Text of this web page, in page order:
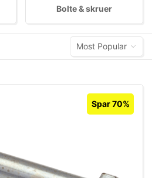
Bolte & skruer
Most Popular
Spar 70%